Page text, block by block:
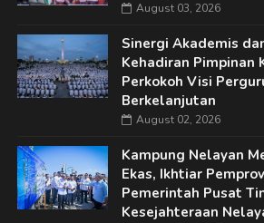
August 03, 2026
Sinergi Akademis
Kehadiran Pimpinan
Perkokoh Visi
Berkelanjutan
August 02, 2026
Kampung Nelayan
Ekas, Ikhtiar
Pemerintah Pusat
Kesejahteraan